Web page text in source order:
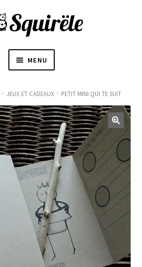
MENU
À PROPOS
LE
SOUS-
MENU
〜BOUTIQUE〜
BLOGUE
CONTACT
JEUX ET CADEAUX PETIT MINI QUI TE SUIT